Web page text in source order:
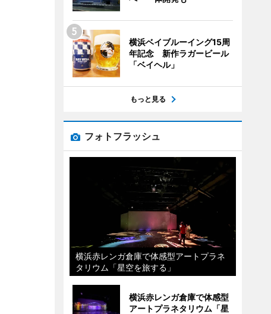
横浜ベイブルーイング15周
年記念 新作ラガービール
「ベイヘル」
もっと見る
フォトフラッシュ
横浜赤レンガ倉庫で体感型アートプラネ
タリウム「星空を旅する」
横浜赤レンガ倉庫で体感型
アートプラネタリウム「星